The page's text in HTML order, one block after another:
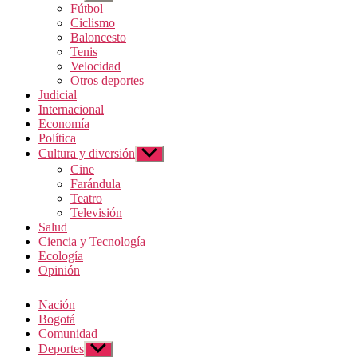
Fútbol
Ciclismo
Baloncesto
Tenis
Velocidad
Otros deportes
Judicial
Internacional
Economía
Política
Cultura y diversión Mostrar el submenú
Cine
Farándula
Teatro
Televisión
Salud
Ciencia y Tecnología
Ecología
Opinión
Nación
Bogotá
Comunidad
Deportes Mostrar el submenú